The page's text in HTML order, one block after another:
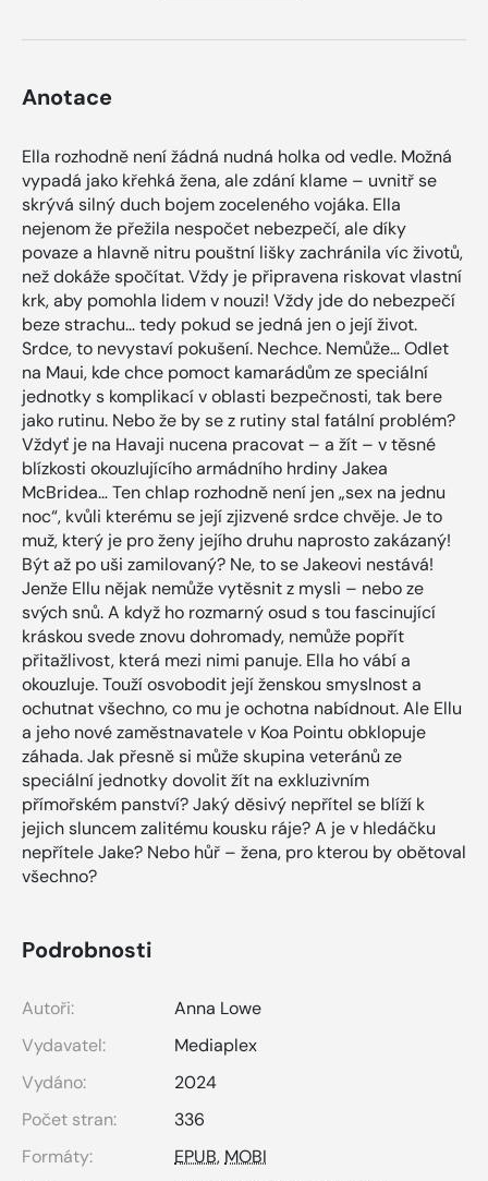
Anotace
Ella rozhodně není žádná nudná holka od vedle. Možná
vypadá jako křehká žena, ale zdání klame – uvnitř se
skrývá silný duch bojem zoceleného vojáka. Ella
nejenom že přežila nespočet nebezpečí, ale díky
povaze a hlavně nitru pouštní lišky zachránila víc životů,
než dokáže spočítat. Vždy je připravena riskovat vlastní
krk, aby pomohla lidem v nouzi! Vždy jde do nebezpečí
beze strachu… tedy pokud se jedná jen o její život.
Srdce, to nevystaví pokušení. Nechce. Nemůže… Odlet
na Maui, kde chce pomoct kamarádům ze speciální
jednotky s komplikací v oblasti bezpečnosti, tak bere
jako rutinu. Nebo že by se z rutiny stal fatální problém?
Vždyť je na Havaji nucena pracovat – a žít – v těsné
blízkosti okouzlujícího armádního hrdiny Jakea
McBridea… Ten chlap rozhodně není jen „sex na jednu
noc“, kvůli kterému se její zjizvené srdce chvěje. Je to
muž, který je pro ženy jejího druhu naprosto zakázaný!
Být až po uši zamilovaný? Ne, to se Jakeovi nestává!
Jenže Ellu nějak nemůže vytěsnit z mysli – nebo ze
svých snů. A když ho rozmarný osud s tou fascinující
kráskou svede znovu dohromady, nemůže popřít
přitažlivost, která mezi nimi panuje. Ella ho vábí a
okouzluje. Touží osvobodit její ženskou smyslnost a
ochutnat všechno, co mu je ochotna nabídnout. Ale Ellu
a jeho nové zaměstnavatele v Koa Pointu obklopuje
záhada. Jak přesně si může skupina veteránů ze
speciální jednotky dovolit žít na exkluzivním
přímořském panství? Jaký děsivý nepřítel se blíží k
jejich sluncem zalitému kousku ráje? A je v hledáčku
nepřítele Jake? Nebo hůř – žena, pro kterou by obětoval
všechno?
Podrobnosti
Autoři:
Anna Lowe
Vydavatel:
Mediaplex
Vydáno:
2024
Počet stran:
336
Formáty:
EPUB, MOBI